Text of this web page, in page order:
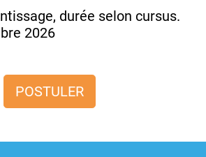
durée selon cursus.
2026
POSTULER